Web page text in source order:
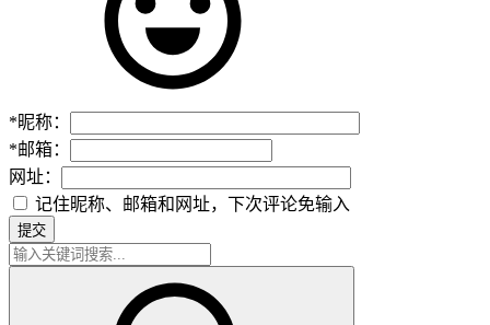
*昵称：
*邮箱：
网址：
记住昵称、邮箱和网址，下次评论免输入
提交